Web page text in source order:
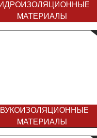
МАТЕРИАЛЫ
МАТЕРИАЛЫ